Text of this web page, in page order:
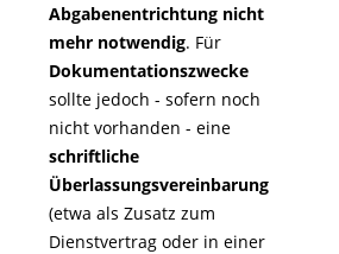
Abgabenentrichtung nicht
mehr notwendig. Für
Dokumentationszwecke
sollte jedoch - sofern noch
nicht vorhanden - eine
schriftliche
Überlassungsvereinbarung
(etwa als Zusatz zum
Dienstvertrag oder in einer